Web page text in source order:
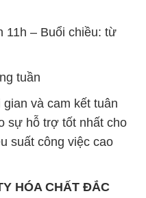
11h – Buổi chiều: từ
tuần
và cam kết tuân
sự hỗ trợ tốt nhất cho
suất công việc cao
HÓA CHẤT ĐẮC